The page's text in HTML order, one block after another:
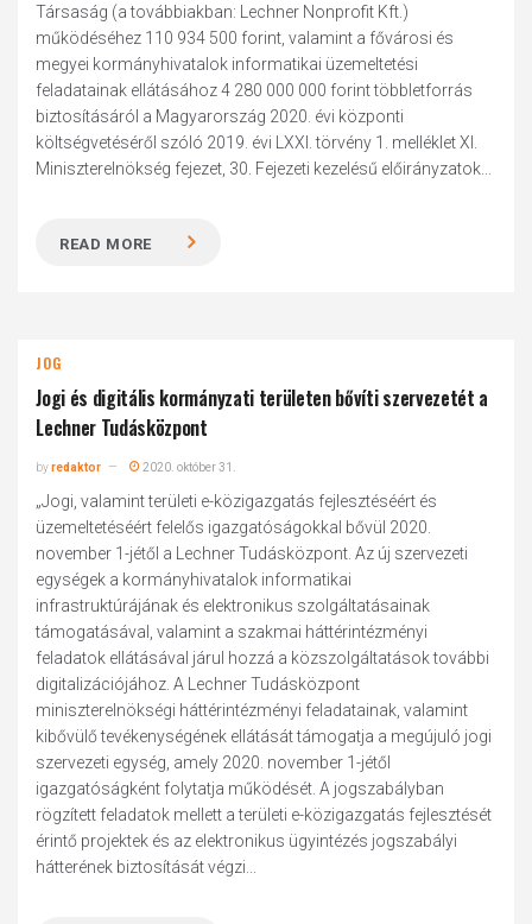
Társaság (a továbbiakban: Lechner Nonprofit Kft.)
működéséhez 110 934 500 forint, valamint a fővárosi és
megyei kormányhivatalok informatikai üzemeltetési
feladatainak ellátásához 4 280 000 000 forint többletforrás
biztosításáról a Magyarország 2020. évi központi
költségvetéséről szóló 2019. évi LXXI. törvény 1. melléklet XI.
Miniszterelnökség fejezet, 30. Fejezeti kezelésű előirányzatok...
READ MORE
JOG
Jogi és digitális kormányzati területen bővíti szervezetét a
Lechner Tudásközpont
byredaktor 2020. október 31.
„Jogi, valamint területi e-közigazgatás fejlesztéséért és
üzemeltetéséért felelős igazgatóságokkal bővül 2020.
november 1-jétől a Lechner Tudásközpont. Az új szervezeti
egységek a kormányhivatalok informatikai
infrastruktúrájának és elektronikus szolgáltatásainak
támogatásával, valamint a szakmai háttérintézményi
feladatok ellátásával járul hozzá a közszolgáltatások további
digitalizációjához. A Lechner Tudásközpont
miniszterelnökségi háttérintézményi feladatainak, valamint
kibővülő tevékenységének ellátását támogatja a megújuló jogi
szervezeti egység, amely 2020. november 1-jétől
igazgatóságként folytatja működését. A jogszabályban
rögzített feladatok mellett a területi e-közigazgatás fejlesztését
érintő projektek és az elektronikus ügyintézés jogszabályi
hátterének biztosítását végzi...